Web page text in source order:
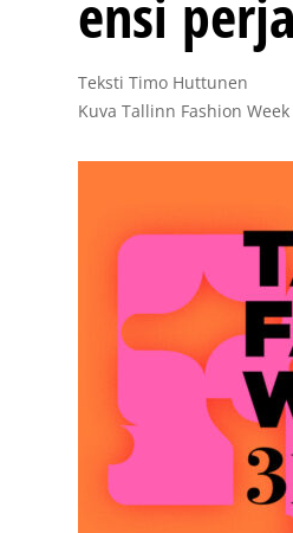
ensi
Teksti Timo Huttunen
Kuva Tallinn Fashion Week